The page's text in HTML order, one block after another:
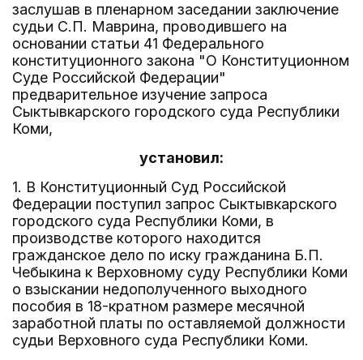
заслушав в пленарном заседании заключение
судьи С.П. Маврина, проводившего на
основании статьи 41 Федерального
конституционного закона "О Конституционном
Суде Российской Федерации"
предварительное изучение запроса
Сыктывкарского городского суда Республики
Коми,
установил:
1. В Конституционный Суд Российской
Федерации поступил запрос Сыктывкарского
городского суда Республики Коми, в
производстве которого находится
гражданское дело по иску гражданина Б.П.
Чебыкина к Верховному суду Республики Коми
о взыскании недополученного выходного
пособия в 18-кратном размере месячной
заработной платы по оставляемой должности
судьи Верховного суда Республики Коми.